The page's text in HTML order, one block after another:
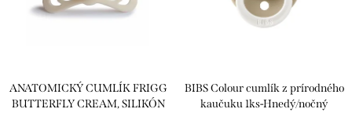
ANATOMICKÝ CUMLÍK FRIGG
BUTTERFLY CREAM, SILIKÓN
BIBS Colour cumlík z prírodného
kaučuku 1ks-Hnedý/nočný